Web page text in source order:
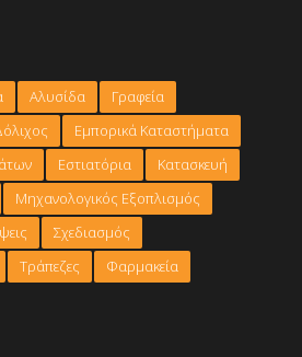
Αλυσίδα
Γραφεία
Εμπορικά Καταστήματα
Εστιατόρια
Κατασκευή
Μηχανολογικός Εξοπλισμός
Σχεδιασμός
Τράπεζες
Φαρμακεία